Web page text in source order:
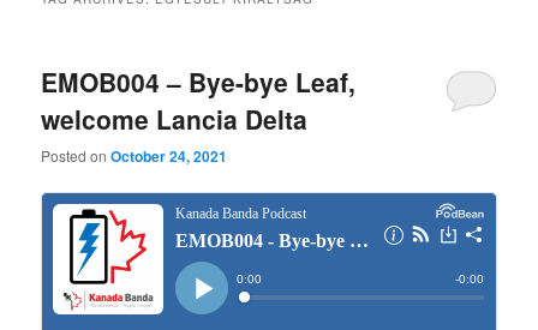
EMOB004 – Bye-bye Leaf,
welcome Lancia Delta
Posted onOctober 24, 2021